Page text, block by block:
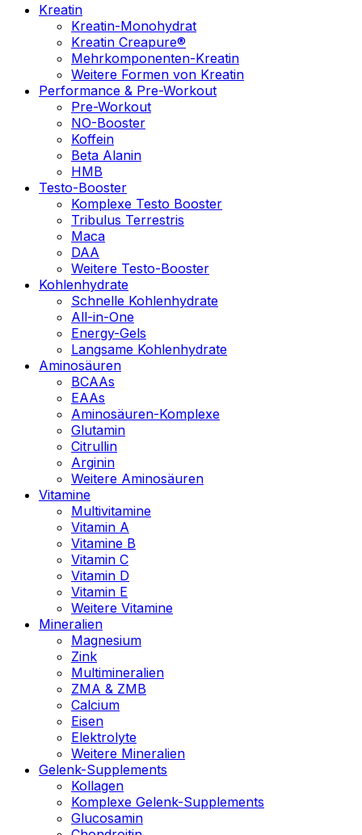
Kreatin
Kreatin-Monohydrat
Kreatin Creapure®
Mehrkomponenten-Kreatin
Weitere Formen von Kreatin
Performance & Pre-Workout
Pre-Workout
NO-Booster
Koffein
Beta Alanin
HMB
Testo-Booster
Komplexe Testo Booster
Tribulus Terrestris
Maca
DAA
Weitere Testo-Booster
Kohlenhydrate
Schnelle Kohlenhydrate
All-in-One
Energy-Gels
Langsame Kohlenhydrate
Aminosäuren
BCAAs
EAAs
Aminosäuren-Komplexe
Glutamin
Citrullin
Arginin
Weitere Aminosäuren
Vitamine
Multivitamine
Vitamin A
Vitamine B
Vitamin C
Vitamin D
Vitamin E
Weitere Vitamine
Mineralien
Magnesium
Zink
Multimineralien
ZMA & ZMB
Calcium
Eisen
Elektrolyte
Weitere Mineralien
Gelenk-Supplements
Kollagen
Komplexe Gelenk-Supplements
Glucosamin